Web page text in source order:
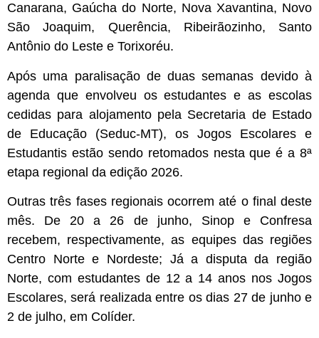
Canarana, Gaúcha do Norte, Nova Xavantina, Novo
São Joaquim, Querência, Ribeirãozinho, Santo
Antônio do Leste e Torixoréu.
Após uma paralisação de duas semanas devido à
agenda que envolveu os estudantes e as escolas
cedidas para alojamento pela Secretaria de Estado
de Educação (Seduc-MT), os Jogos Escolares e
Estudantis estão sendo retomados nesta que é a 8ª
etapa regional da edição 2026.
Outras três fases regionais ocorrem até o final deste
mês. De 20 a 26 de junho, Sinop e Confresa
recebem, respectivamente, as equipes das regiões
Centro Norte e Nordeste; Já a disputa da região
Norte, com estudantes de 12 a 14 anos nos Jogos
Escolares, será realizada entre os dias 27 de junho e
2 de julho, em Colíder.